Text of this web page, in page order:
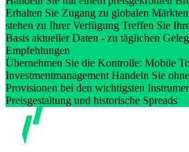
Erhalten Sie Zugang zu globalen
stehen zu Ihrer Verfügung Treffen Sie
Basis aktueller Daten - zu täglichen
Empfehlungen
Übernehmen Sie die Kontrolle: Mobile
Investmentmanagement Handeln Sie
Provisionen bei den wichtigsten
Preisgestaltung und historische Spreads